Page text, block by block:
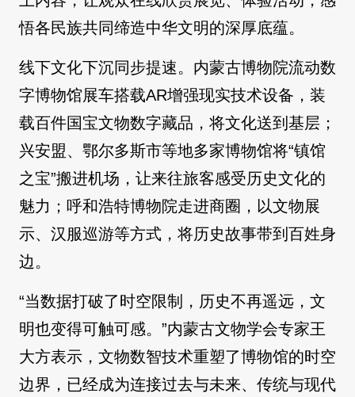
悟各民族共同缔造中华文明的深厚底蕴。
线下文化下沉同步提速。内蒙古博物院流动数
字博物馆展车搭载AR增强现实技术设备，装
载百件国宝文物数字藏品，将文化送到基层；
兴安盟、鄂尔多斯市等地多家博物馆将“镇馆
之宝”搬进机场，让来往旅客感受历史文化的
魅力；呼和浩特博物院走进商圈，以文物展
示、汉服巡游等方式，将历史故事带到百姓身
边。
“当数据打破了时空限制，历史不再遥远，文
明也变得可触可感。”内蒙古文物学会专家王
大方表示，文物数智技术重塑了博物馆的时空
边界，已经成为连接过去与未来、传统与现代